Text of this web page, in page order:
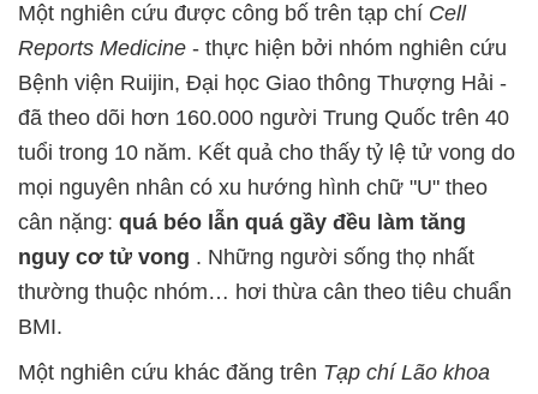
Một nghiên cứu được công bố trên tạp chí Cell
Reports Medicine - thực hiện bởi nhóm nghiên cứu
Bệnh viện Ruijin, Đại học Giao thông Thượng Hải -
đã theo dõi hơn 160.000 người Trung Quốc trên 40
tuổi trong 10 năm. Kết quả cho thấy tỷ lệ tử vong do
mọi nguyên nhân có xu hướng hình chữ "U" theo
cân nặng: quá béo lẫn quá gầy đều làm tăng
nguy cơ tử vong . Những người sống thọ nhất
thường thuộc nhóm… hơi thừa cân theo tiêu chuẩn
BMI.
Một nghiên cứu khác đăng trên Tạp chí Lão khoa